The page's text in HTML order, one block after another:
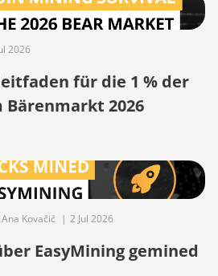
2026
für die 1 % der
2026
Kovačič | 2 Jul 2026
EasyMining gemined